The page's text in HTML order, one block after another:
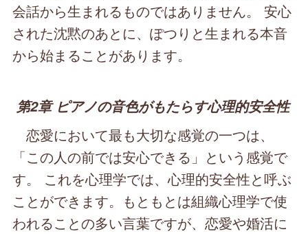
会話から生まれるものではありません。 安心
された沈黙のあとに、ぽつりと生まれる本音
から始まることがあります。
第2章 ピアノの音色がもたらす心理的安全性
恋愛において最も大切な感覚の一つは、
「この人の前では安心できる」という感覚で
す。 これを心理学では、心理的安全性と呼ぶ
ことができます。もともとは組織心理学で使
われることの多い言葉ですが、恋愛や婚活に